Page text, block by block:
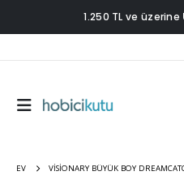
1.250 TL ve üzerine
EV
VISIONARY BÜYÜK BOY